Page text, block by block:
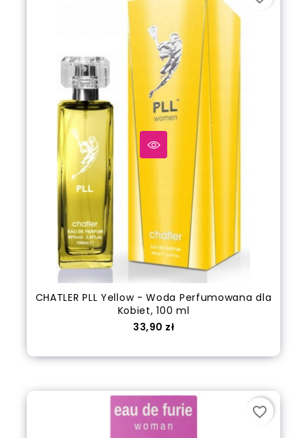
CHATLER PLL Yellow - Woda Perfumowana dla
Kobiet, 100 ml
Cena
33,90 zł
favorite_border